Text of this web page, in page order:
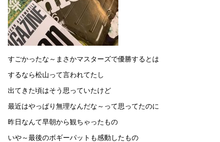
すごかったな～まさかマスターズで優勝するとは
するなら松山って言われてたし
出てきた頃はそう思っていたけど
最近はやっぱり無理なんだな～って思ってたのに
昨日なんて早朝から観ちゃったもの
いや～最後のボギーパットも感動したもの